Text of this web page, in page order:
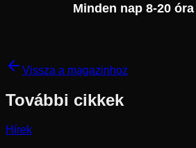
Minden nap 8-20
Vissza a magazinhoz
További cikkek
Hírek